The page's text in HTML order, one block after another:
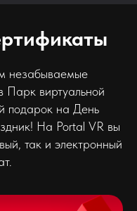
незабываемые
Парк виртуальной
подарок на День
На Portal VR вы
так и электронный